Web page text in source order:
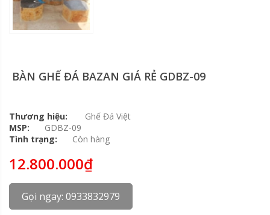
BÀN GHẾ ĐÁ BAZAN GIÁ RẺ GDBZ-09
Thương hiệu:
Ghế Đá Việt
MSP:
GDBZ-09
Tình trạng:
Còn hàng
12.800.000₫
Gọi ngay: 0933832979